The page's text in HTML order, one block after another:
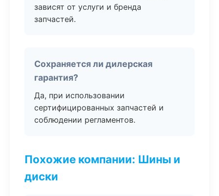
зависят от услуги и бренда
запчастей.
Сохраняется ли дилерская
гарантия?
Да, при использовании
сертифицированных запчастей и
соблюдении регламентов.
Похожие компании: Шины и
диски